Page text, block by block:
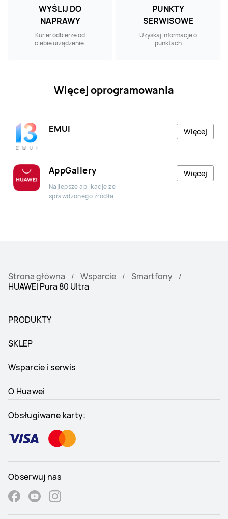
WYŚLIJ DO
NAPRAWY
Kurier odbierze od
ciebie urządzenie.
PUNKTY
SERWISOWE
Uzyskaj informacje o
punktach
Więcej oprogramowania
EMUI Więcej
AppGallery
Najlepsze aplikacje ze
sprawdzonego źródła
Więcej
Strona główna Wsparcie
Smartfony
HUAWEI Pura 80 Ultra
PRODUKTY
SKLEP
Wsparcie i serwis
O Huawei
Obsługiwane karty:
Obserwuj nas